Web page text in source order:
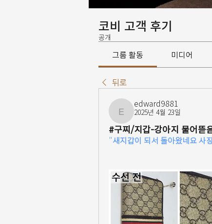
코비 고객 후기
공개
그룹 활동 미디어
뒤로
edward9881
edward9881
2025년 4월 23일
#구찌/지갑-강아지 물어뜯
"새지갑이 되서 돌아왔네요 사